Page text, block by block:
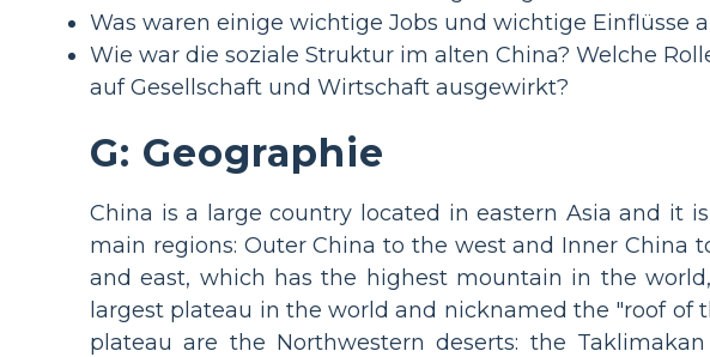
Was waren einige wichtige Jobs und wichtige Einflüsse
Wie war die soziale Struktur im alten China? Welche
auf Gesellschaft und Wirtschaft ausgewirkt?
G: Geographie
China is a large country located in eastern Asia and it
main regions: Outer China to the west and Inner China
and east, which has the highest mountain in the
largest plateau in the world and nicknamed the "roof of
plateau are the Northwestern deserts: the